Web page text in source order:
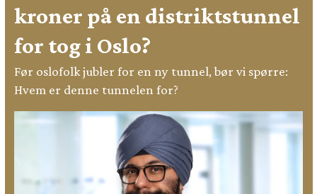
kroner på en distriktstunnel
for tog i Oslo?
Før oslofolk jubler for en ny tunnel, bør vi spørre:
Hvem er denne tunnelen for?